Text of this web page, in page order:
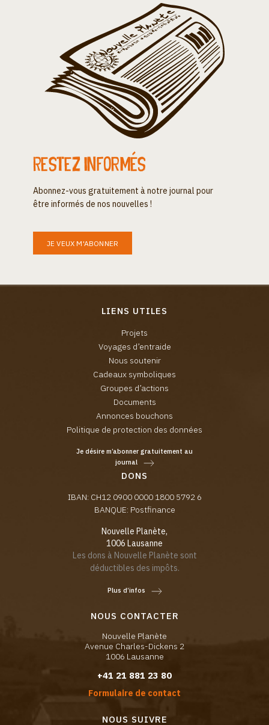
Restez informés
Abonnez-vous gratuitement à notre journal pour
être informés de nos nouvelles !
JE VEUX M'ABONNER
LIENS UTILES
Projets
Voyages d’entraide
Nous soutenir
Cadeaux symboliques
Groupes d’actions
Documents
Annonces bouchons
Politique de protection des données
Je désire m’abonner gratuitement au
journal
DONS
IBAN: CH12 0900 0000 1800 5792 6
BANQUE: Postfinance
Nouvelle Planète,
1006 Lausanne
Les dons à Nouvelle Planète sont
déductibles des impôts.
Plus d’infos
NOUS CONTACTER
Nouvelle Planète
Avenue Charles-Dickens 2
1006 Lausanne
+41 21 881 23 80
Formulaire de contact
NOUS SUIVRE